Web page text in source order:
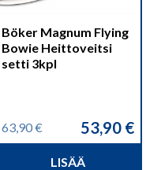
Böker Magnum Flying
Bowie Heittoveitsi
setti 3kpl
63,90€
Alkuperäinen
hinta
53,90 €
Nykyinen
hinta
LISÄÄ